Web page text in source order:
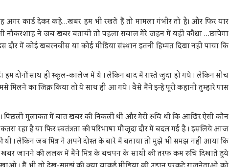
अगर कार्ड देकर कहे…खबर हम भी रखते हैं तो मामला गंभीर तो है। और फिर यार
नौकरशाह ने जब खबर बतायी तो पहला सवाल मेरे जहन में यही कौंधा …छापेगा
में कोई खबरनवीस या कोई मीडिया संस्थान इतनी हिम्मत दिखा नहीं पाया कि
हम दोनों साथ ही स्कूल-कालेज में थे । लेकिन बाद में रास्ते जुदा हो गये । लेकिन सोच
मिलने का जिक्र किया तो ये साथ ही आ गये । वैसे मैंने इन्हे पूरी कहानी तुम्हारे पास
मुलाकत में बात खबर की निकली थी और मेरी रुचि थी कि आखिर ऐसी कौन
रहा है या फिर स्वतंत्रता की परिभाषा मौजूदा दौर में बदल गई है । इसलिये आज
थी । लेकिन जब मित्र ने अपने दोस्त के बारे में बताया तो मुझे भी समझ नहीं आया कि
खबर जानने की ललक में मैंने मित्र के बचपन के साथी की तरफ कम रुचि दिखाते हुये